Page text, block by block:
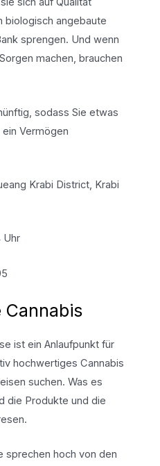
biologisch angebaute
sprengen. Und wenn
machen, brauchen
sodass Sie etwas
Vermögen
Krabi District, Krabi
Uhr
Cannabis
ist ein Anlaufpunkt für
hochwertiges Cannabis
suchen. Was es
die Produkte und die
sprechen hoch von den